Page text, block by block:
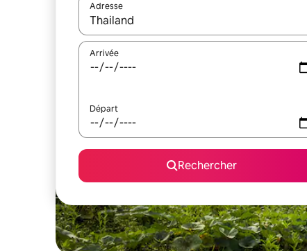
Adresse
Lorsque les résultats s'affichent, utilisez les
Arrivée
Départ
Rechercher